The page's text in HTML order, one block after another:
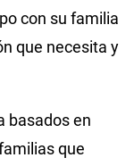
con su familia
que necesita y
basados en
que